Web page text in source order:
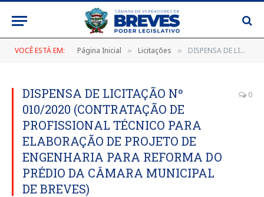
VOCÊ ESTÁ EM: Página Inicial » Licitações » DISPENSA DE LICITAÇÃO Nº 010/2020 (CONTRATAÇÃO DE PROFISSIONAL TÉCNICO PARA ELABORAÇÃO DE PROJETO DE ENGENHARIA PARA REFORMA DO PRÉDIO DA CÂMARA MUNICIPAL DE BREVES)
DISPENSA DE LICITAÇÃO Nº
010/2020 (CONTRATAÇÃO DE
PROFISSIONAL TÉCNICO PARA
ELABORAÇÃO DE PROJETO DE
ENGENHARIA PARA REFORMA DO
PRÉDIO DA CÂMARA MUNICIPAL
DE BREVES)
0